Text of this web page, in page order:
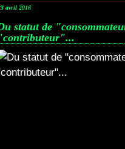
avril 2016
statut de